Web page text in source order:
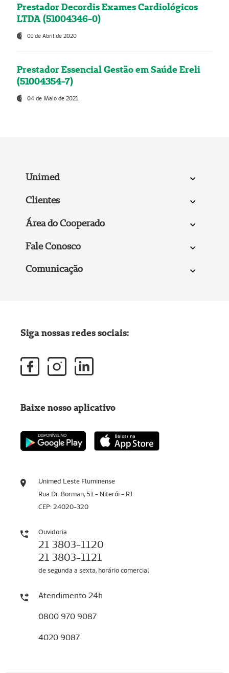
Prestador Decordis Exames Cardiológicos
LTDA (51004346-0)
01 de Abril de 2020
Prestador Essencial Gestão em Saúde Ereli
(51004354-7)
04 de Maio de 2021
Unimed
Clientes
Área do Cooperado
Fale Conosco
Comunicação
Unimed Leste Fluminense
Rua Dr. Borman, 51 - Niterói - RJ
CEP: 24020-320
Ouvidoria
21 3803-1120
21 3803-1121
de segunda a sexta, horário comercial
Atendimento 24h
0800 970 9087
4020 9087
Siga nossas redes sociais:
Baixe nosso aplicativo